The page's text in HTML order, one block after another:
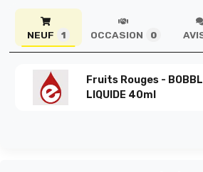
NEUF 1 OCCASION 0
Fruits Rouges -
LIQUIDE 40ml